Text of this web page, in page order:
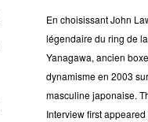
En choisissant John
légendaire du ring de
Yanagawa, ancien
dynamisme en 2003
masculine japonaise.
Interview first